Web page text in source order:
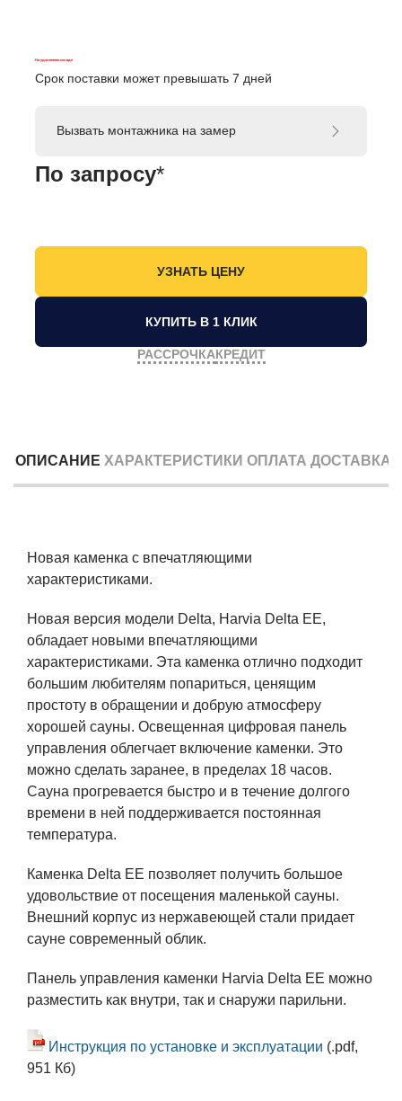
На удаленном складе
Срок поставки может превышать 7 дней
По запросу*
Вызвать монтажника на замер
КУПИТЬ В 1 КЛИК
РАССРОЧКАКРЕДИТ
ОПИСАНИЕ ХАРАКТЕРИСТИКИ ОПЛАТА ДОСТАВКА
Новая каменка с впечатляющими
характеристиками.
Новая версия модели Delta, Harvia Delta EE,
обладает новыми впечатляющими
характеристиками. Эта каменка отлично подходит
большим любителям попариться, ценящим
простоту в обращении и добрую атмосферу
хорошей сауны. Освещенная цифровая панель
управления облегчает включение каменки. Это
можно сделать заранее, в пределах 18 часов.
Сауна прогревается быстро и в течение долгого
времени в ней поддерживается постоянная
температура.
Каменка Delta EE позволяет получить большое
удовольствие от посещения маленькой сауны.
Внешний корпус из нержавеющей стали придает
сауне современный облик.
Панель управления каменки Harvia Delta EE можно
разместить как внутри, так и снаружи парильни.
Инструкция по установке и эксплуатации (.pdf,
951 Кб)